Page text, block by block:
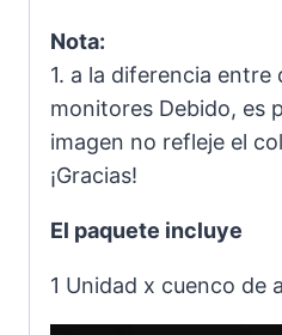
Nota:
1. a la diferencia entre
monitores Debido, es
imagen no refleje el
¡Gracias!
El paquete incluye
1 Unidad x cuenco de